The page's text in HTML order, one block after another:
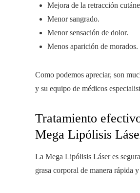
Mejora de la retracción
Menor sangrado.
Menor sensación de dolor.
Menos aparición de morados.
Como podemos apreciar, son
y su equipo de médicos
Tratamiento
Mega Lipólisis
La Mega Lipólisis Láser es
grasa corporal de manera rápida